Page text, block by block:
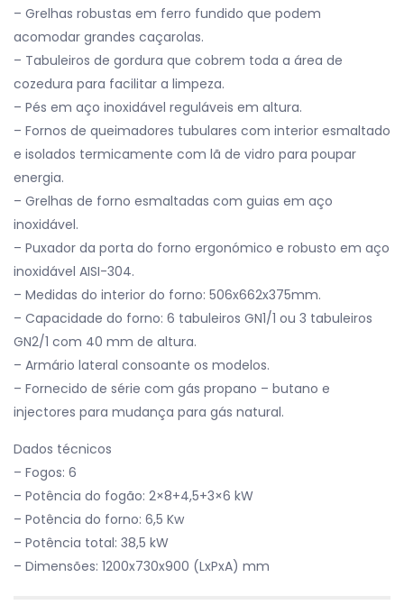
– Grelhas robustas em ferro fundido que podem
acomodar grandes caçarolas.
– Tabuleiros de gordura que cobrem toda a área de
cozedura para facilitar a limpeza.
– Pés em aço inoxidável reguláveis em altura.
– Fornos de queimadores tubulares com interior esmaltado
e isolados termicamente com lã de vidro para poupar
energia.
– Grelhas de forno esmaltadas com guias em aço
inoxidável.
– Puxador da porta do forno ergonómico e robusto em aço
inoxidável AISI-304.
– Medidas do interior do forno: 506x662x375mm.
– Capacidade do forno: 6 tabuleiros GN1/1 ou 3 tabuleiros
GN2/1 com 40 mm de altura.
– Armário lateral consoante os modelos.
– Fornecido de série com gás propano – butano e
injectores para mudança para gás natural.
Dados técnicos
– Fogos: 6
– Potência do fogão: 2×8+4,5+3×6 kW
– Potência do forno: 6,5 Kw
– Potência total: 38,5 kW
– Dimensões: 1200x730x900 (LxPxA) mm